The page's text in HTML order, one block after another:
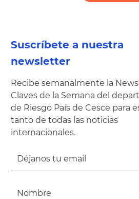
Suscríbete a nuestra
newsletter
Recibe semanalmente la
Claves de la Semana del
de Riesgo País de Cesce para
tanto de todas las noticias
internacionales.